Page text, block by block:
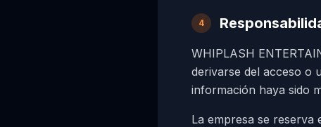
4
WHIPLASH
derivarse del acceso o
información haya sido
La empresa se